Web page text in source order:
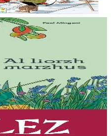
: penaos gounit legumaj
el liorzh ? Danvez al levr-mañ